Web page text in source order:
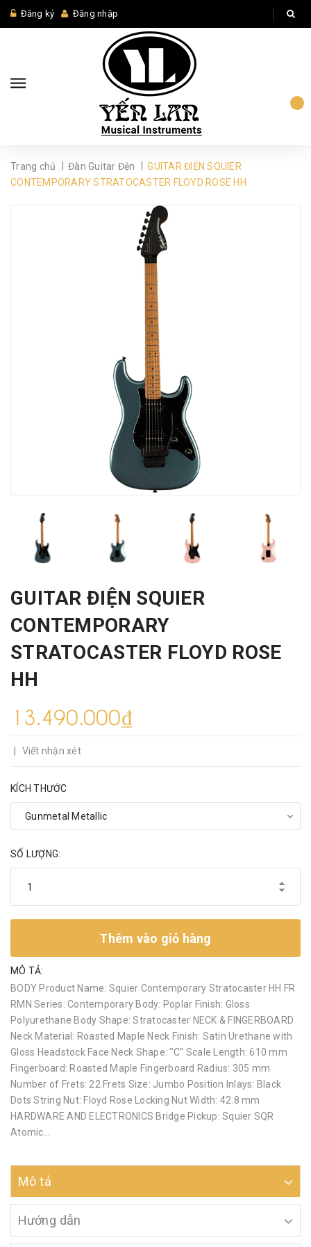
Đăng ký Đăng nhập
Trang chủ Đàn Guitar Đện
GUITAR ĐIỆN SQUIER
CONTEMPORARY STRATOCASTER FLOYD ROSE HH
GUITAR ĐIỆN SQUIER
CONTEMPORARY
STRATOCASTER FLOYD ROSE
HH
13.490.000₫
Viết nhận xét
KÍCH THƯỚC
SỐ LƯỢNG:
Thêm vào giỏ hàng
MÔ TẢ:
BODY Product Name: Squier Contemporary Stratocaster HH FR
RMN Series: Contemporary Body: Poplar Finish: Gloss
Polyurethane Body Shape: Stratocaster NECK & FINGERBOARD
Neck Material: Roasted Maple Neck Finish: Satin Urethane with
Gloss Headstock Face Neck Shape: ''C'' Scale Length: 610 mm
Fingerboard: Roasted Maple Fingerboard Radius: 305 mm
Number of Frets: 22 Frets Size: Jumbo Position Inlays: Black
Dots String Nut: Floyd Rose Locking Nut Width: 42.8 mm
HARDWARE AND ELECTRONICS Bridge Pickup: Squier SQR
Atomic...
Mô tả
Hướng dẫn